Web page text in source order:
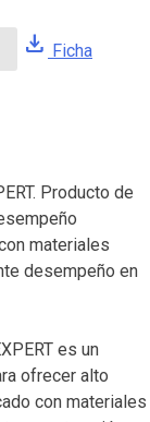
download Ficha
Producto de
materiales
desempeño en
es un
ofrecer alto
con materiales